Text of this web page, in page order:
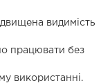
видимість
працювати без
використанні.